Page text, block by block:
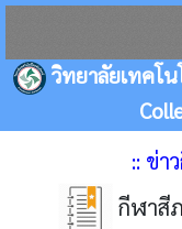
วิทยาลัยเทคโ
:: ข่า
กีฬาสี